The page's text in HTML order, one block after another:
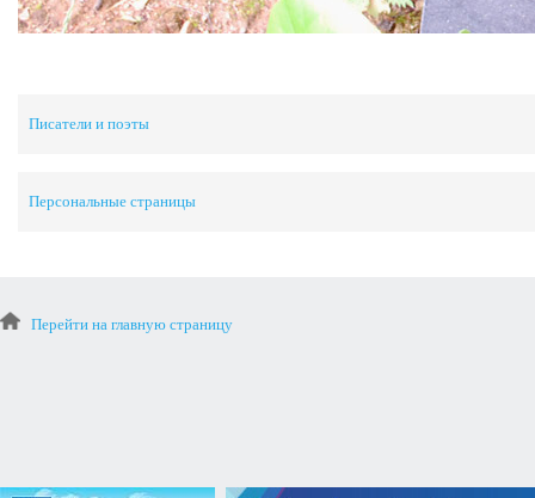
Писатели и поэты
Персональные страницы
Перейти на главную страницу